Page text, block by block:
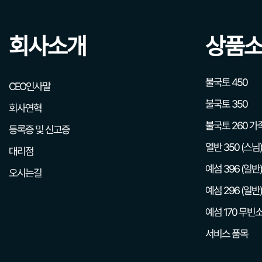
회사소개
CEO인사말
회사연혁
등록증 및 신고증
대리점
오시는길
상품
불국토 450
불국토 350
불국토 260 가
열반 350 (스님)
예섬 396 (일반)
예섬 296 (일반)
예섬 170 무빈
서비스 품목